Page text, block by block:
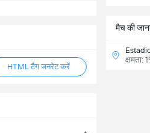
HTML टैग जनरेट करें
मैच की
क्षमता: